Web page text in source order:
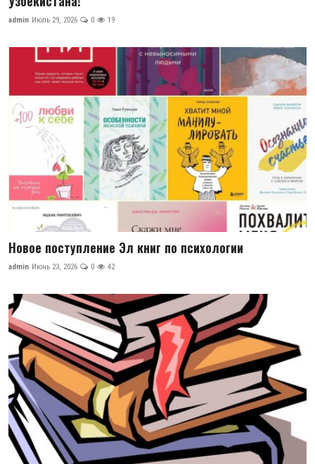
ГНМБ
История здравоохранения Узбекистана
Периодические издания
Фотогалерея
Медики Узбекистана
ВАК
ИИ
PDF-translator
Статистика
Проблемы Арала
Антикоррупция
Русский
admin Июль 29, 2026 0 19
Новое поступление Эл книг по психологии
admin Июнь 23, 2026 0 42